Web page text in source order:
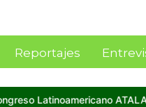
Reportajes
Inaugurados XVI Juegos